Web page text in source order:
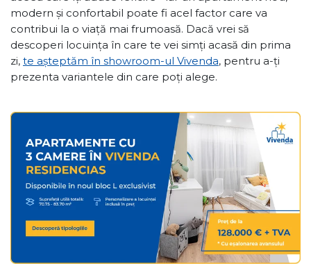
modern și confortabil poate fi acel factor care va
contribui la o viață mai frumoasă. Dacă vrei să
descoperi locuința în care te vei simți acasă din prima
zi, te așteptăm în showroom-ul Vivenda, pentru a-ți
prezenta variantele din care poți alege.